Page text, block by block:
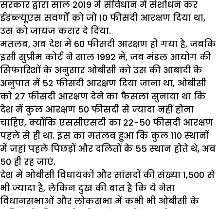
सरकार द्वारा साल 2019 में संविधान में संशोधन कर
ईडब्ल्यूएस सवर्णों को जो 10 फीसदी आरक्षण दिया था,
उस को जायज करार दे दिया.
मतलब, अब देश में 60 फीसदी आरक्षण हो गया है, जबकि
इसी सुप्रीम कोर्ट ने साल 1992 में, जब मंडल आयोग की
सिफारिशों के अनुसार ओबीसी को उस की आबादी के
अनुपात में 52 फीसदी आरक्षण दिया जाना था, ओबीसी
को 27 फीसदी आरक्षण देने का फैसला सुनाया था कि
देश में कुल आरक्षण 50 फीसदी से ज्यादा नहीं होना
चाहिए, क्योंकि एससीएसटी का 22-50 फीसदी आरक्षण
पहले से ही था. इस का मतलब हुआ कि कुल 110 स्थानों
में जहां पहले पिछड़ों और दलितों के 55 स्थान होते थे, अब
50 ही रह जाएं.
देश में ओबीसी विधायकों और सांसदों की संख्या 1,500 से
भी ज्यादा है, लेकिन दुख की बात है कि ये नेता
विधानसभाओं और लोकसभा में कभी भी ओबीसी के